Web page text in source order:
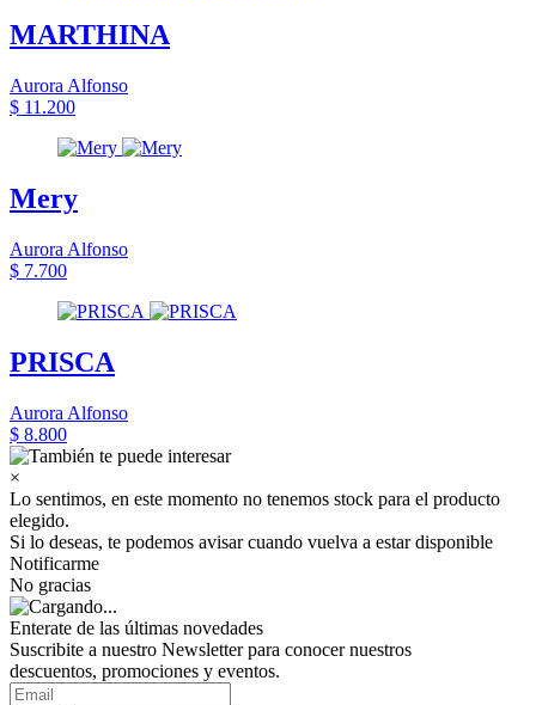
MARTHINA
Aurora Alfonso
$ 11.200
Mery
Aurora Alfonso
$ 7.700
PRISCA
Aurora Alfonso
$ 8.800
×
Lo sentimos, en este momento no tenemos stock para el producto
elegido.
Si lo deseas, te podemos avisar cuando vuelva a estar disponible
Notificarme
No gracias
Enterate de las últimas novedades
Suscribite a nuestro Newsletter para conocer nuestros
descuentos, promociones y eventos.